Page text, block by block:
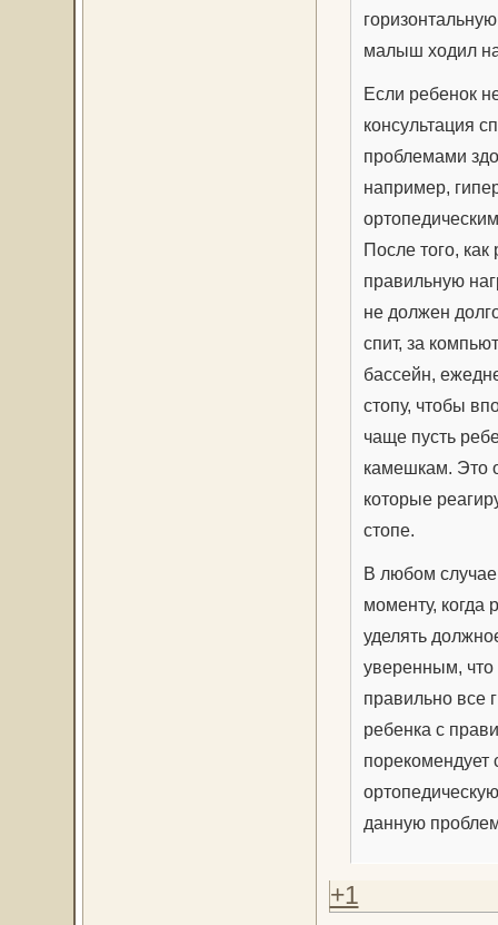
малыш ходил
Если ребенок
консультация
проблемами
например,
После того,
правильную
не должен
спит, за
бассейн,
стопу, чтобы
чаще пусть
камешкам. Это
которые
стопе.
В любом
моменту, когда
уделять
уверенным,
правильно все
ребенка с
порекомендует
данную
+1